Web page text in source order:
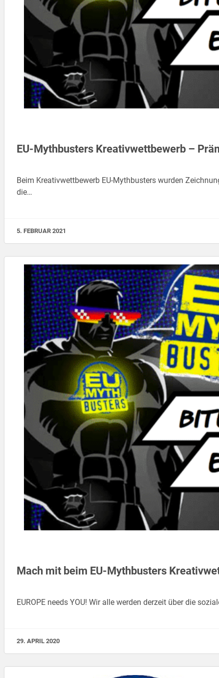
EU-Mythbusters Kreativwettbewerb –
Beim Kreativwettbewerb EU-Mythbusters wurden
die…
5. FEBRUAR 2021
Mach mit beim EU-Mythbusters
EUROPE needs YOU! Wir alle werden derzeit über die
29. APRIL 2020